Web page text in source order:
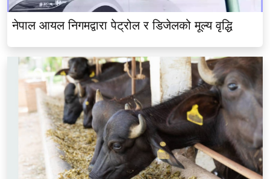
नेपाल आयल निगमद्वारा पेट्रोल र डिजेलको मूल्य वृद्धि